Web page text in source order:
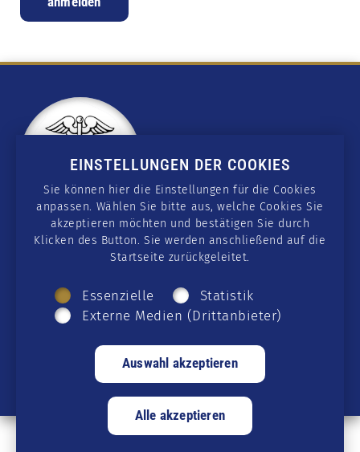
GETTR Twitter Facebook ·
· Rumble·YouTube·Twitch
EINSTELLUNGEN DER COOKIES
Sie können hier die Einstellungen für die Cookies
anpassen. Wählen Sie bitte aus, welche Cookies Sie
akzeptieren möchten und bestätigen Sie durch
Klicken des Button. Sie werden anschließend auf die
Startseite zurückgeleitet.
Essenzielle
Statistik
Externe Medien (Drittanbieter)